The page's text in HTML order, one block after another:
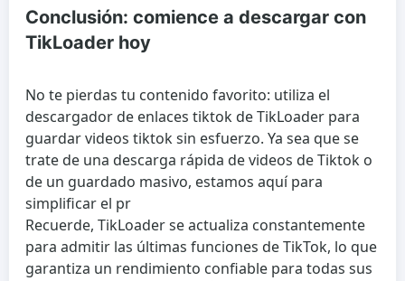
Conclusión: comience a descargar con
TikLoader hoy
No te pierdas tu contenido favorito: utiliza el
descargador de enlaces tiktok de TikLoader para
guardar videos tiktok sin esfuerzo. Ya sea que se
trate de una descarga rápida de videos de Tiktok o
de un guardado masivo, estamos aquí para
simplificar el pr
Recuerde, TikLoader se actualiza constantemente
para admitir las últimas funciones de TikTok, lo que
garantiza un rendimiento confiable para todas sus